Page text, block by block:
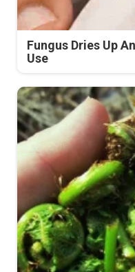
Fungus Dries Up
Use